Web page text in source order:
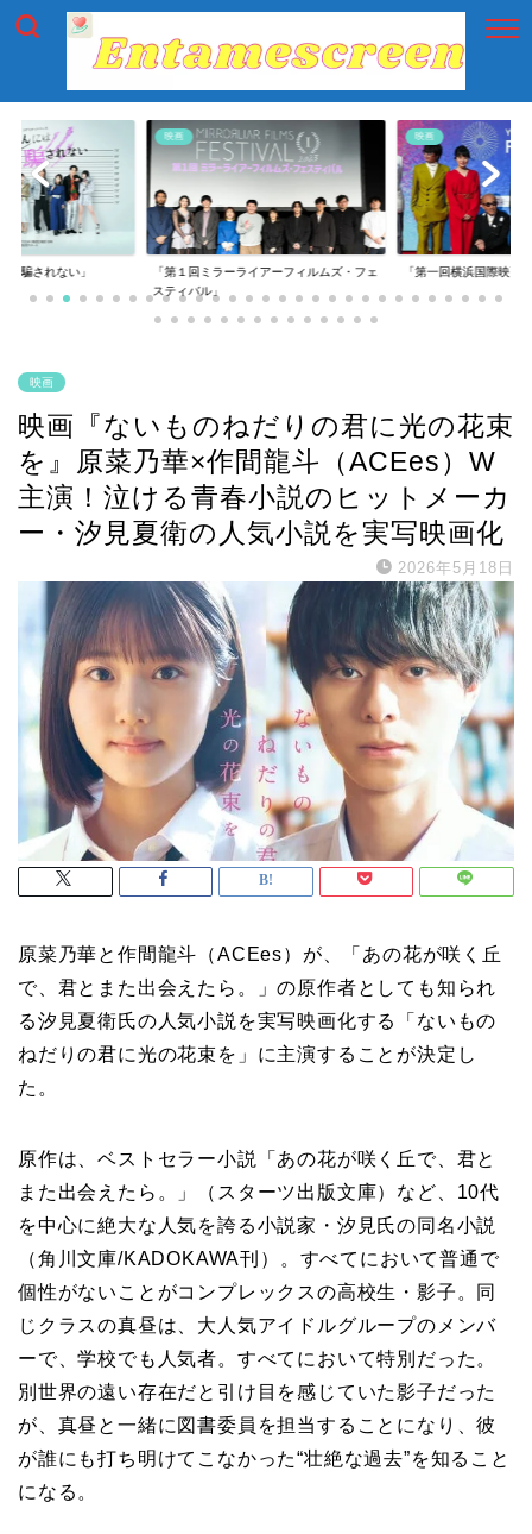
は騙されない」
映画
「第１回ミラーライアーフィルムズ・フェ
スティバル」
映画
「第一回横浜国際映画
映画
映画『ないものねだりの君に光の花束
を』原菜乃華×作間龍斗（ACEes）W
主演！泣ける青春小説のヒットメーカ
ー・汐見夏衛の人気小説を実写映画化
2026年5月18日
原菜乃華と作間龍斗（ACEes）が、「あの花が咲く丘
で、君とまた出会えたら。」の原作者としても知られ
る汐見夏衛氏の人気小説を実写映画化する「ないもの
ねだりの君に光の花束を」に主演することが決定し
た。
原作は、ベストセラー小説「あの花が咲く丘で、君と
また出会えたら。」（スターツ出版文庫）など、10代
を中心に絶大な人気を誇る小説家・汐見氏の同名小説
（角川文庫/KADOKAWA刊）。すべてにおいて普通で
個性がないことがコンプレックスの高校生・影子。同
じクラスの真昼は、大人気アイドルグループのメンバ
ーで、学校でも人気者。すべてにおいて特別だった。
別世界の遠い存在だと引け目を感じていた影子だった
が、真昼と一緒に図書委員を担当することになり、彼
が誰にも打ち明けてこなかった“壮絶な過去”を知ること
になる。